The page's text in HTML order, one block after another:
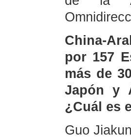
China-
por 157
más de
Japón y
¿Cuál es
Guo